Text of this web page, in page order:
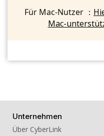
Für Mac-Nutzer ：
Mac-
Unternehmen
Über CyberLink